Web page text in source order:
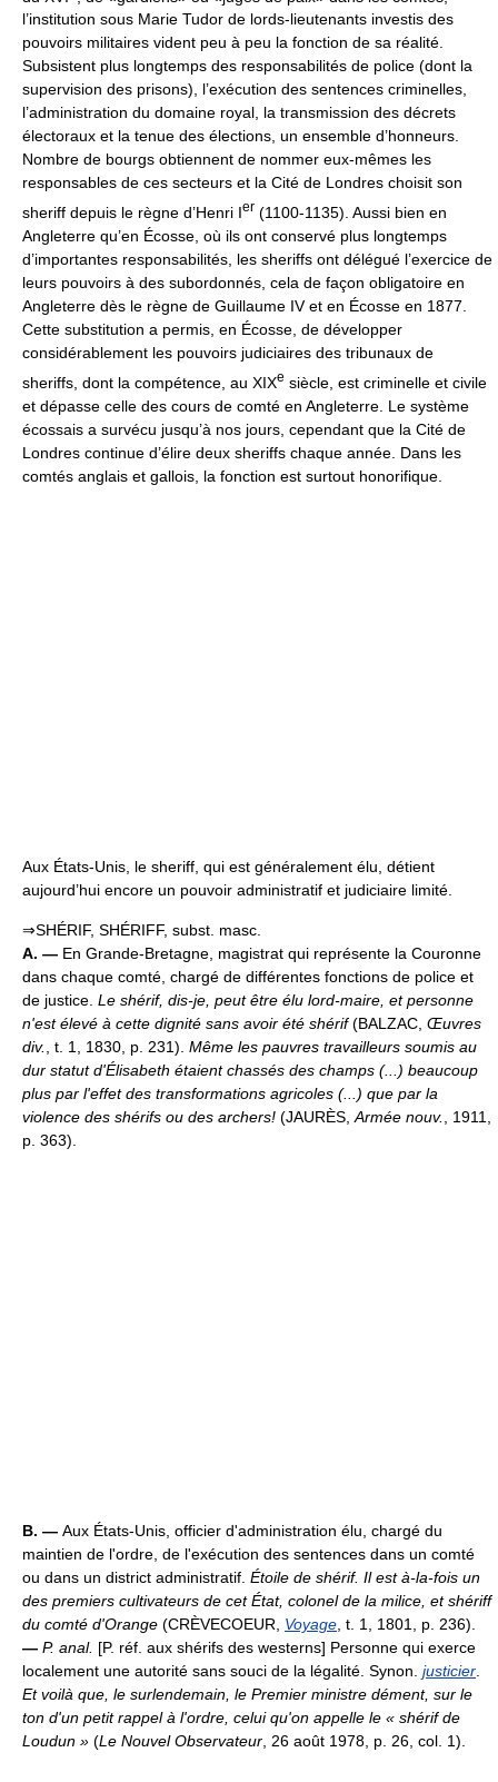
l’institution sous Marie Tudor de lords-lieutenants investis des
pouvoirs militaires vident peu à peu la fonction de sa réalité.
Subsistent plus longtemps des responsabilités de police (dont la
supervision des prisons), l’exécution des sentences criminelles,
l’administration du domaine royal, la transmission des décrets
électoraux et la tenue des élections, un ensemble d’honneurs.
Nombre de bourgs obtiennent de nommer eux-mêmes les
responsables de ces secteurs et la Cité de Londres choisit son
sheriff depuis le règne d’Henri Ier (1100-1135). Aussi bien en
Angleterre qu’en Écosse, où ils ont conservé plus longtemps
d’importantes responsabilités, les sheriffs ont délégué l’exercice de
leurs pouvoirs à des subordonnés, cela de façon obligatoire en
Angleterre dès le règne de Guillaume IV et en Écosse en 1877.
Cette substitution a permis, en Écosse, de développer
considérablement les pouvoirs judiciaires des tribunaux de
sheriffs, dont la compétence, au XIXe siècle, est criminelle et civile
et dépasse celle des cours de comté en Angleterre. Le système
écossais a survécu jusqu’à nos jours, cependant que la Cité de
Londres continue d’élire deux sheriffs chaque année. Dans les
comtés anglais et gallois, la fonction est surtout honorifique.
Aux États-Unis, le sheriff, qui est généralement élu, détient
aujourd’hui encore un pouvoir administratif et judiciaire limité.
⇒SHÉRIF, SHÉRIFF, subst. masc.
A. — En Grande-Bretagne, magistrat qui représente la Couronne
dans chaque comté, chargé de différentes fonctions de police et
de justice. Le shérif, dis-je, peut être élu lord-maire, et personne
n'est élevé à cette dignité sans avoir été shérif(BALZAC, Œuvres
div.
, t. 1, 1830, p. 231). Même les pauvres travailleurs soumis au
dur statut d'Élisabeth étaient chassés des champs (...) beaucoup
plus par l'effet des transformations agricoles (...) que par la
violence des shérifs ou des archers! (JAURÈS, Armée nouv.
, 1911,
p. 363).
B. — Aux États-Unis, officier d'administration élu, chargé du
maintien de l'ordre, de l'exécution des sentences dans un comté
ou dans un district administratif. Étoile de shérif. Il est à-la-fois un
des premiers cultivateurs de cet État, colonel de la milice, et shériff
du comté d'Orange (CRÈVECOEUR, Voyage , t. 1, 1801, p. 236).
— P. anal. [P. réf. aux shérifs des westerns] Personne qui exerce
localement une autorité sans souci de la légalité. Synon. justicier
Et voilà que, le surlendemain, le Premier ministre dément, sur le
ton d'un petit rappel à l'ordre, celui qu'on appelle le « shérif de
Loudun » (Le Nouvel Observateur , 26 août 1978, p. 26, col. 1).